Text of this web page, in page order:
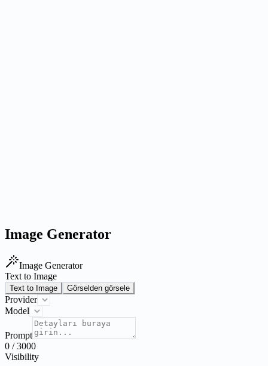
Image Generator
Image Generator
Text to Image
Text to Image Görselden görsele
Provider
Model
Prompt
0 /3000
Visibility